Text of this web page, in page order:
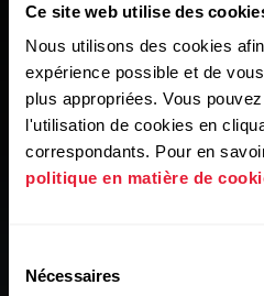
Ce site web utilise des
Nous utilisons des cookies
expérience possible et de
plus appropriées. Vous
l'utilisation de cookies en
correspondants. Pour en
politique en matière de
Nécessaires